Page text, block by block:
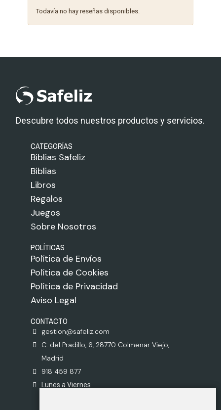
Todavía no hay reseñas disponibles.
Descubre todos nuestros productos y servicios.
CATEGORÍAS
Biblias Safeliz
Biblias
Libros
Regalos
Juegos
Sobre Nosotros
POLÍTICAS
Política de Envíos
Política de Cookies
Política de Privacidad
Aviso Legal
CONTACTO
gestion@safeliz.com
C. del Pradillo, 6, 28770 Colmenar Viejo,
Madrid
918 459 877
Lunes a Viernes